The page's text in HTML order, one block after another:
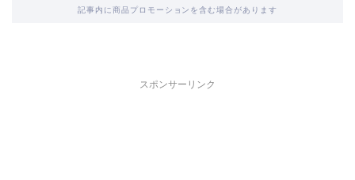
記事内に商品プロモーションを含む場合があります
スポンサーリンク